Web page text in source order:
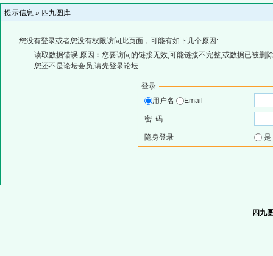
提示信息 » 四九图库
您没有登录或者您没有权限访问此页面，可能有如下几个原因:
读取数据错误,原因：您要访问的链接无效,可能链接不完整,或数据已被删
您还不是论坛会员,请先登录论坛
登录
用户名
Email
密 码
隐身登录
四九